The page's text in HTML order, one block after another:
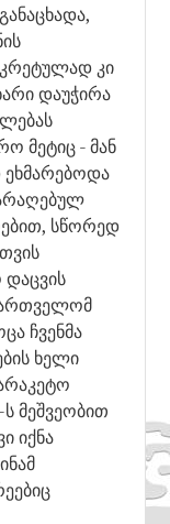
კი
დაუჭირა
მეტიც - მან
სწორედ
ჩვენმა
ხელი
ს მეშვეობით
იქნა